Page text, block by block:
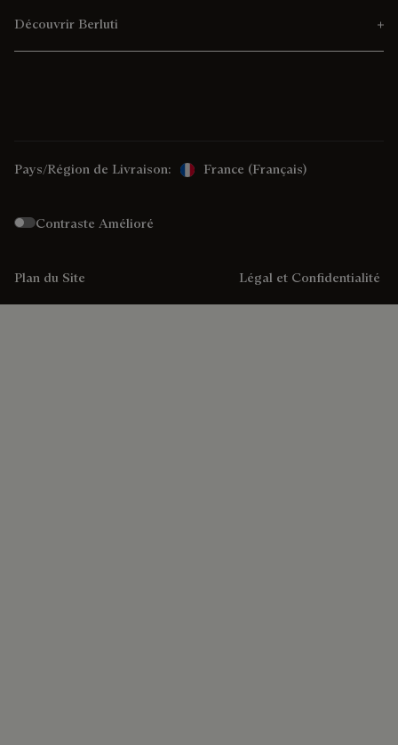
Découvrir Berluti
Pays/Région de Livraison: France (français)
Contraste Amélioré
Plan du Site Légal et Confidentialité